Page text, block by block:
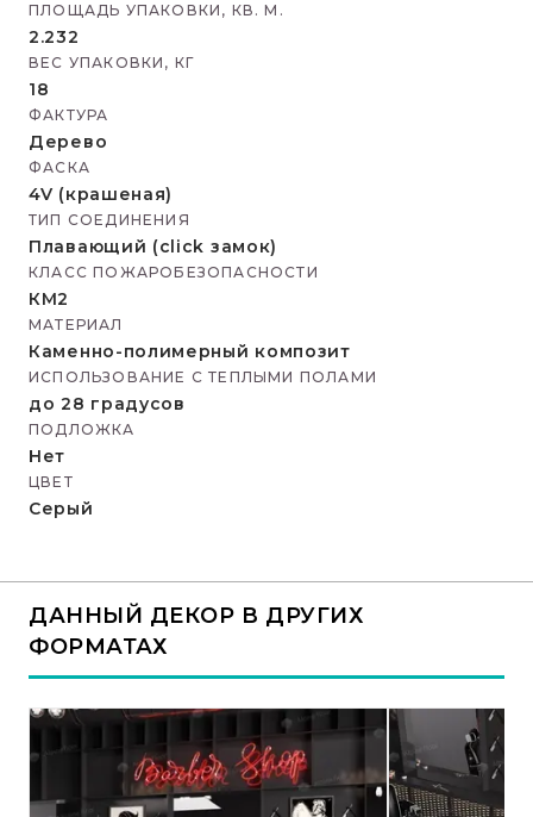
ПЛОЩАДЬ УПАКОВКИ, КВ. М.
2.232
ВЕС УПАКОВКИ, КГ
18
ФАКТУРА
Дерево
ФАСКА
4V (крашеная)
ТИП СОЕДИНЕНИЯ
Плавающий (click замок)
КЛАСС ПОЖАРОБЕЗОПАСНОСТИ
КМ2
МАТЕРИАЛ
Каменно-полимерный композит
ИСПОЛЬЗОВАНИЕ С ТЕПЛЫМИ ПОЛАМИ
до 28 градусов
ПОДЛОЖКА
Нет
ЦВЕТ
Серый
ДАННЫЙ ДЕКОР В ДРУГИХ
ФОРМАТАХ